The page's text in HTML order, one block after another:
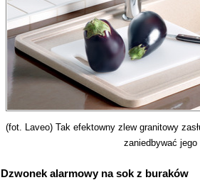
(fot. Laveo) Tak efektowny zlew granitowy
zaniedbywać jego
Dzwonek alarmowy na sok z buraków